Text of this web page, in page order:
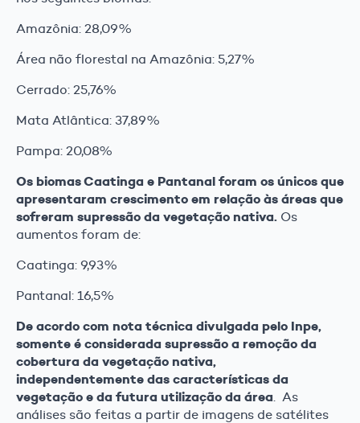
Amazônia: 28,09%
Área não florestal na Amazônia: 5,27%
Cerrado: 25,76%
Mata Atlântica: 37,89%
Pampa: 20,08%
Os biomas Caatinga e Pantanal foram os únicos que
apresentaram crescimento em relação às áreas que
sofreram supressão da vegetação nativa. Os
aumentos foram de:
Caatinga: 9,93%
Pantanal: 16,5%
De acordo com nota técnica divulgada pelo Inpe,
somente é considerada supressão a remoção da
cobertura da vegetação nativa,
independentemente das características da
vegetação e da futura utilização da área . As
análises são feitas a partir de imagens de satélites